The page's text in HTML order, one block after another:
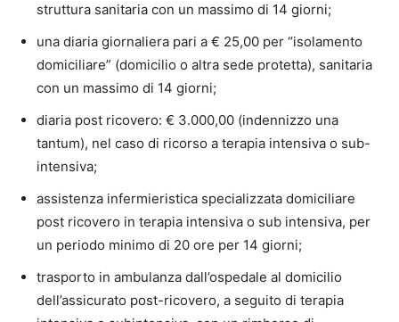
struttura sanitaria con un massimo di 14 giorni;
una diaria giornaliera pari a € 25,00 per “isolamento
domiciliare” (domicilio o altra sede protetta), sanitaria
con un massimo di 14 giorni;
diaria post ricovero: € 3.000,00 (indennizzo una
tantum), nel caso di ricorso a terapia intensiva o sub-
intensiva;
assistenza infermieristica specializzata domiciliare
post ricovero in terapia intensiva o sub intensiva, per
un periodo minimo di 20 ore per 14 giorni;
trasporto in ambulanza dall’ospedale al domicilio
dell’assicurato post-ricovero, a seguito di terapia